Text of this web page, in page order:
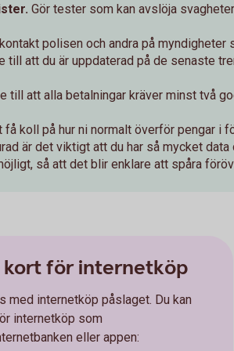
Gör tester som kan avslöja
polisen och andra på myndigheter
till att du är uppdaterad på de senaste
till att alla betalningar kräver minst två
få koll på hur ni normalt överför pengar i
är det viktigt att du har så mycket data
så att det blir enklare att spåra
kort för internetköp
med internetköp påslaget. Du kan
internetköp som
eller appen: